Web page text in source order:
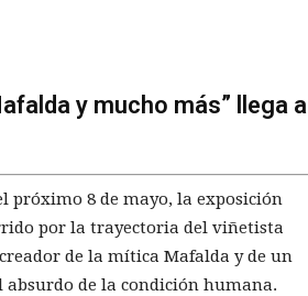
y mucho más” llega a
próximo 8 de mayo, la exposición
por la trayectoria del viñetista
de la mítica Mafalda y de un
de la condición humana.